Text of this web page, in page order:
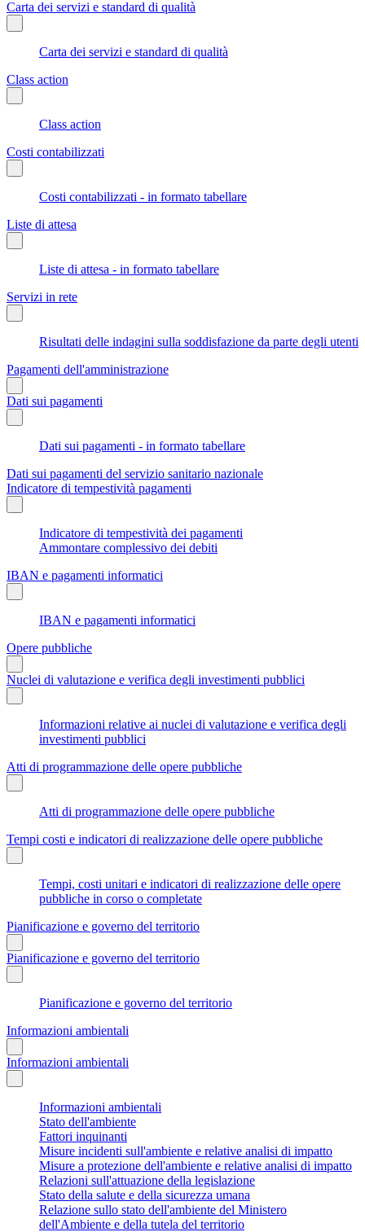
Carta dei servizi e standard di qualità
Carta dei servizi e standard di qualità
Class action
Class action
Costi contabilizzati
Costi contabilizzati - in formato tabellare
Liste di attesa
Liste di attesa - in formato tabellare
Servizi in rete
Risultati delle indagini sulla soddisfazione da parte degli utenti
Pagamenti dell'amministrazione
Dati sui pagamenti
Dati sui pagamenti - in formato tabellare
Dati sui pagamenti del servizio sanitario nazionale
Indicatore di tempestività pagamenti
Indicatore di tempestività dei pagamenti
Ammontare complessivo dei debiti
IBAN e pagamenti informatici
IBAN e pagamenti informatici
Opere pubbliche
Nuclei di valutazione e verifica degli investimenti pubblici
Informazioni relative ai nuclei di valutazione e verifica degli
investimenti pubblici
Atti di programmazione delle opere pubbliche
Atti di programmazione delle opere pubbliche
Tempi costi e indicatori di realizzazione delle opere pubbliche
Tempi, costi unitari e indicatori di realizzazione delle opere
pubbliche in corso o completate
Pianificazione e governo del territorio
Pianificazione e governo del territorio
Pianificazione e governo del territorio
Informazioni ambientali
Informazioni ambientali
Informazioni ambientali
Stato dell'ambiente
Fattori inquinanti
Misure incidenti sull'ambiente e relative analisi di impatto
Misure a protezione dell'ambiente e relative analisi di impatto
Relazioni sull'attuazione della legislazione
Stato della salute e della sicurezza umana
Relazione sullo stato dell'ambiente del Ministero
dell'Ambiente e della tutela del territorio